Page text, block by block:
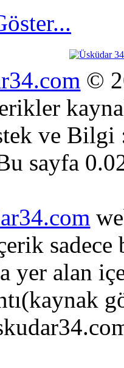
©
ve
sayfa
sadece
yer alan